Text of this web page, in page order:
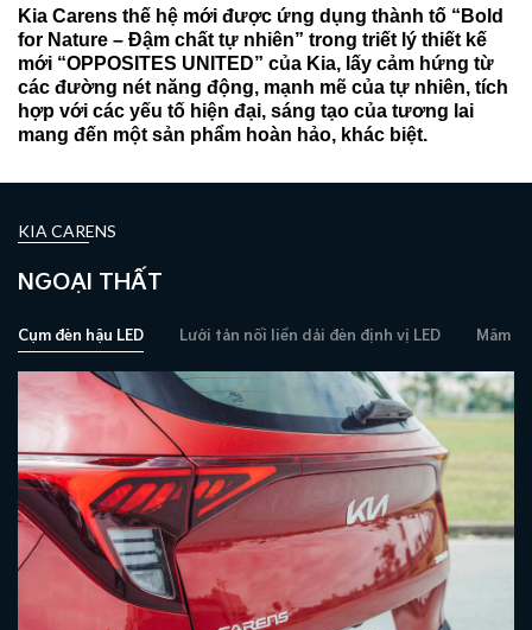
Kia Carens thế hệ mới được ứng dụng thành tố “Bold
for Nature – Đậm chất tự nhiên” trong triết lý thiết kế
mới “OPPOSITES UNITED” của Kia, lấy cảm hứng từ
các đường nét năng động, mạnh mẽ của tự nhiên, tích
hợp với các yếu tố hiện đại, sáng tạo của tương lai
mang đến một sản phẩm hoàn hảo, khác biệt.
KIA CARENS
NGOẠI THẤT
Cụm đèn hậu LED Lưới tản nối liền dải đèn định vị LED Mâm xe